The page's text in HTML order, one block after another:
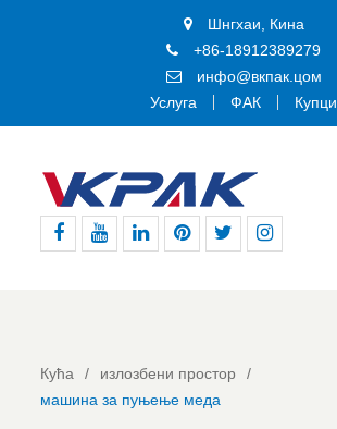
Шнгхаи, Кина
+86-18912389279
инфо@вкпак.цом
Услуга
ФАК Купци
Кућа
излозбени простор
машина за пуњење меда